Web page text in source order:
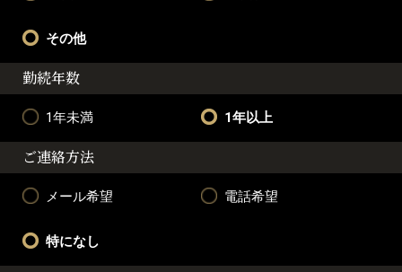
その他
勤続年数
1年未満 1年以上
ご連絡方法
メール希望 電話希望
特になし